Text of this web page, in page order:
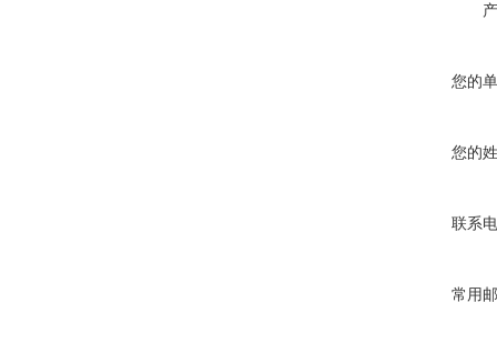
您的
您的
联系
常用